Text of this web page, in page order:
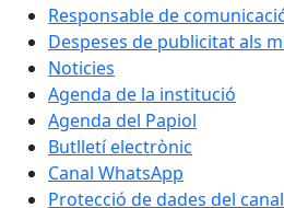
Responsable de
Despeses de publicitat als
Noticies
Agenda de la institució
Agenda del Papiol
Butlletí electrònic
Canal WhatsApp
Protecció de dades del